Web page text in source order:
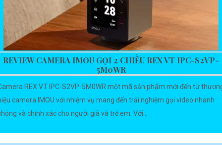
REVIEW CAMERA IMOU GỌI 2 CHIỀU REX VT IPC-S2VP-
5M0WR
REX VT IPC-S2VP-5M0WR một mã sản phẩm mới đến từ
camera IMOU với nhiệm vụ mang đến trải nghiệm gọi video nhanh
và chính xác cho người già và trẻ em. Với...